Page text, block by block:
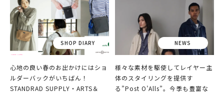
心地の良い春のお出かけにはショ
ルダーバックがいちばん！
STANDRAD SUPPLY・ARTS＆
様々な素材を駆使してレイヤー主
体のスタイリングを提供す
る”Post O’Alls”。今季も豊富な